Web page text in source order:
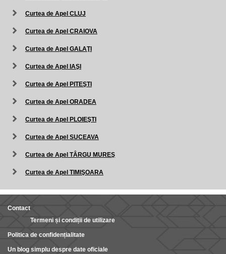
Curtea de Apel CLUJ
Curtea de Apel CRAIOVA
Curtea de Apel GALAŢI
Curtea de Apel IAŞI
Curtea de Apel PITEŞTI
Curtea de Apel ORADEA
Curtea de Apel PLOIEŞTI
Curtea de Apel SUCEAVA
Curtea de Apel TÂRGU MUREŞ
Curtea de Apel TIMIŞOARA
Contact
Termeni și condiții de utilizare
Politica de confidențialitate
Un blog simplu despre date oficiale